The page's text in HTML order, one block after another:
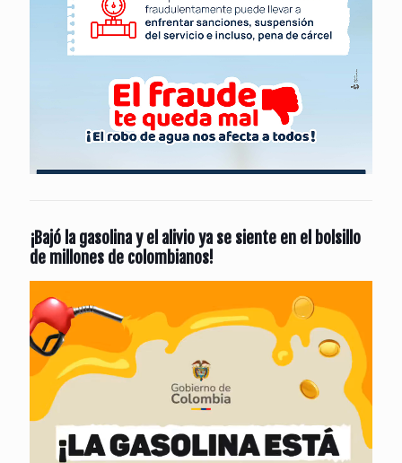
¡Bajó la gasolina y el alivio ya se siente en el bolsillo
de millones de colombianos!
de
vídeo